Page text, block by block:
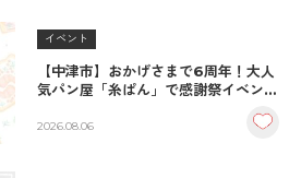
イベント
【中津市】おかげさまで6周年！大人
気パン屋「糸ぱん」で感謝祭イベント
♪（8/7〜8/9）
2026.08.06